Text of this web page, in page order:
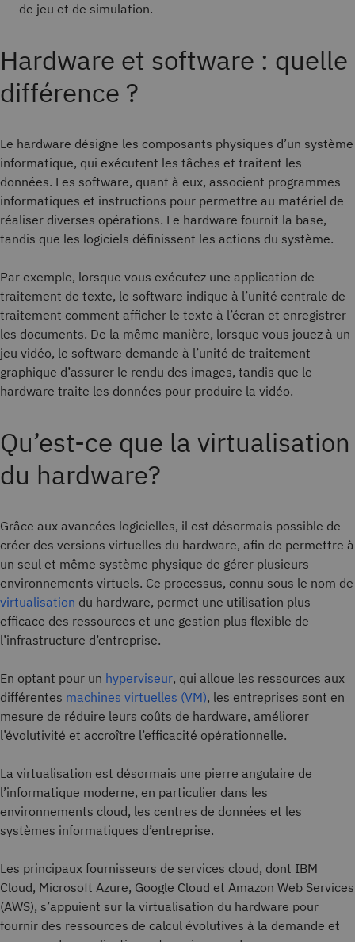
de jeu et de simulation.
Hardware et software : quelle
différence ?
Le hardware désigne les composants physiques d’un système
informatique, qui exécutent les tâches et traitent les
données. Les software, quant à eux, associent programmes
informatiques et instructions pour permettre au matériel de
réaliser diverses opérations. Le hardware fournit la base,
tandis que les logiciels définissent les actions du système.
Par exemple, lorsque vous exécutez une application de
traitement de texte, le software indique à l’unité centrale de
traitement comment afficher le texte à l’écran et enregistrer
les documents. De la même manière, lorsque vous jouez à un
jeu vidéo, le software demande à l’unité de traitement
graphique d’assurer le rendu des images, tandis que le
hardware traite les données pour produire la vidéo.
Qu’est-ce que la virtualisation
du hardware?
Grâce aux avancées logicielles, il est désormais possible de
créer des versions virtuelles du hardware, afin de permettre à
un seul et même système physique de gérer plusieurs
environnements virtuels. Ce processus, connu sous le nom de
virtualisation du hardware, permet une utilisation plus
efficace des ressources et une gestion plus flexible de
l’infrastructure d’entreprise.
En optant pour un hyperviseur, qui alloue les ressources aux
différentes machines virtuelles (VM), les entreprises sont en
mesure de réduire leurs coûts de hardware, améliorer
l’évolutivité et accroître l’efficacité opérationnelle.
La virtualisation est désormais une pierre angulaire de
l’informatique moderne, en particulier dans les
environnements cloud, les centres de données et les
systèmes informatiques d’entreprise.
Les principaux fournisseurs de services cloud, dont IBM
Cloud, Microsoft Azure, Google Cloud et Amazon Web Services
(AWS), s’appuient sur la virtualisation du hardware pour
fournir des ressources de calcul évolutives à la demande et